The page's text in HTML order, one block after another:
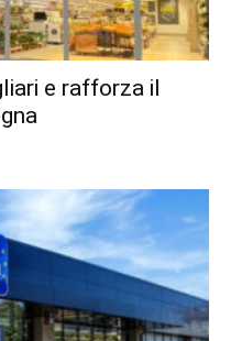
e rafforza il